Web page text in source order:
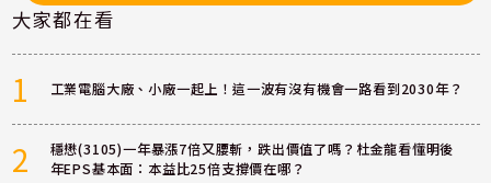
大家都在看
1 工業電腦大廠、小廠一起上！這一波有沒有機會一路看到2030年？
2
穩懋(3105)一年暴漲7倍又腰斬，跌出價值了嗎？杜金龍看懂明後
年EPS基本面：本益比25倍支撐價在哪？